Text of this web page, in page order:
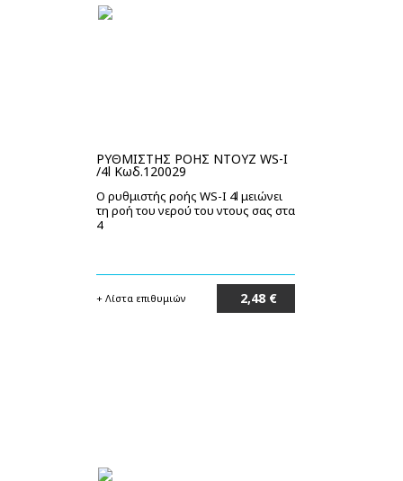
ΡΥΘΜΙΣΤΗΣ ΡΟΗΣ ΝΤΟΥΖ WS-I
/4l Κωδ.120029
Ο ρυθμιστής ροής WS-I 4l μειώνει
τη ροή του νερού του ντους σας στα
4
+ Λίστα επιθυμιών 2,48 €